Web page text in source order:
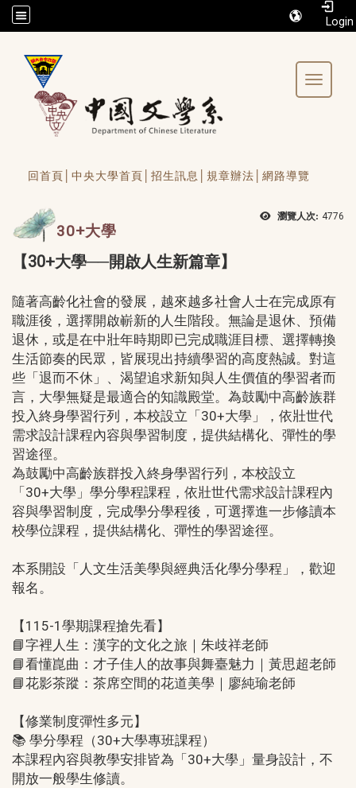
/accesskey"" title="Toolbar">:::
Toggle
回首頁│ 中央大學首頁│ 招生訊息│ 規章辦法│ 網路導覽
瀏覽人次: 4776
30+大學
【30+大學──開啟人生新篇章】
隨著高齡化社會的發展，越來越多社會人士在完成原有
職涯後，選擇開啟嶄新的人生階段。無論是退休、預備
退休，或是在中壯年時期即已完成職涯目標、選擇轉換
生活節奏的民眾，皆展現出持續學習的高度熱誠。對這
些「退而不休」、渴望追求新知與人生價值的學習者而
言，大學無疑是最適合的知識殿堂。為鼓勵中高齡族群
投入終身學習行列，本校設立「30+大學」，依壯世代
需求設計課程內容與學習制度，提供結構化、彈性的學
習途徑。
為鼓勵中高齡族群投入終身學習行列，本校設立
「30+大學」學分學程課程，依壯世代需求設計課程內
容與學習制度，完成學分學程後，可選擇進一步修讀本
校學位課程，提供結構化、彈性的學習途徑。
本系開設「人文生活美學與經典活化學分學程」，歡迎
報名。
【115-1學期課程搶先看】
📘字裡人生：漢字的文化之旅｜朱歧祥老師
📘看懂崑曲：才子佳人的故事與舞臺魅力｜黃思超老師
📘花影茶蹤：茶席空間的花道美學｜廖純瑜老師
【修業制度彈性多元】
📚 學分學程（30+大學專班課程）
本課程內容與教學安排皆為「30+大學」量身設計，不
開放一般學生修讀。